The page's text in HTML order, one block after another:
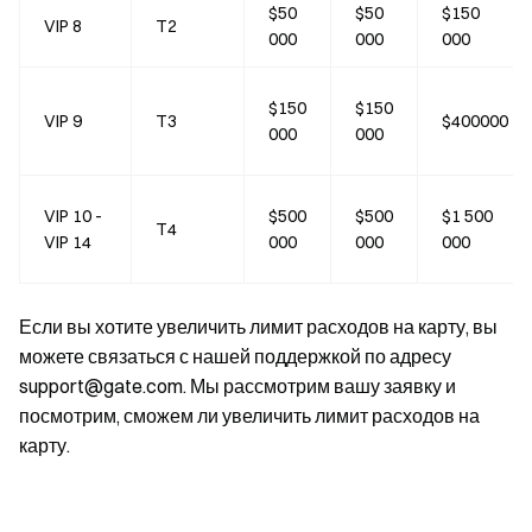
VIP 8 T2
$50
000
$50
000
$150
000
VIP 9 T3
$150
000
$150
000
$400000
VIP 10 -
VIP 14
T4
$500
000
$500
000
$1 500
000
Если вы хотите увеличить лимит расходов на карту, вы
можете связаться с нашей поддержкой по адресу
support@gate.com. Мы рассмотрим вашу заявку и
посмотрим, сможем ли увеличить лимит расходов на
карту.